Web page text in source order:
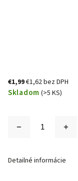
€1,99€1,62 bez DPH
Skladom (>5 KS)
Detailné informácie